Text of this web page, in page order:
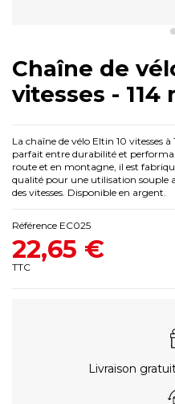
Chaîne de
vitesses -
La chaîne de vélo Eltin 10 vitesses
parfait entre durabilité et
route et en montagne, il est
qualité pour une utilisation souple
des vitesses. Disponible en argent.
Référence EC025
22,65 €
TTC
Livraison